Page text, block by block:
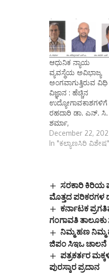
ಆಧುನಿಕ ನ್ಯಾಯ
ವ್ಯವಸ್ಥೆಯ ಅವಿಭಾಜ್ಯ
ಅಂಗವಾಗುತ್ತಿರುವ ವಿಧಿ
ವಿಜ್ಞಾನ : ಹೆಚ್ಚಿನ
ಉದ್ಯೋಗಾವಕಾಶಗಳಿಗೆ
ರಹದಾರಿ ಡಾ. ಎನ್. ಸಿ.
ಶರ್ಮಾ,
December 22,
In "ಕಲ್ಯಾಣಸಿರಿ ವಿಶೇಷ"
ಸರಕಾರಿ ಕಿರಿಯ
ಮೊತ್ತದ ಪರಿಕರಗಳ
ಕರ್ನಾಟಕ
ಗಂಗಾವತಿ
ನಿಮ್ಮ ಹಣ ನಿಮ್ಮ
ಜಿಪಂ ಸಿಇಒ ಚಾಲನೆ
ಪತ್ರಕರ್ತರ
ಪುರಸ್ಕಾರ ಪ್ರದಾನ